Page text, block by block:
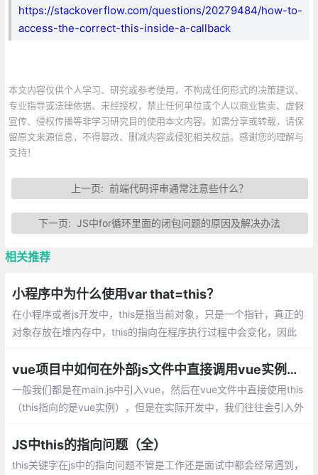
https://stackoverflow.com/questions/20279484/how-to-
access-the-correct-this-inside-a-callback
本文内容仅供个人学习、研究或参考使用，不构成任何形式的决策建议、
专业指导或法律依据。未经授权，禁止任何单位或个人以商业售卖、虚假
宣传、侵权传播等非学习研究目的使用本文内容。如需分享或转载，请保
留原文来源信息，不得篡改、删减内容或侵犯相关权益。感谢您的理解与
支持！
上一页: 前端代码评审通常注意些什么？
下一页:JS中for循环里面的闭包问题的原因及解决办法
相关推荐
小程序中为什么使用var that=this？
在小程序或者js开发中，this是指当前对象，只是一个指针，真正的
对象存放在堆内存中，this的指向在程序执行过程中会变化，因此
vue项目中如何在外部js文件中直接调用vue实例——比如说this
一般我们都是在main.js中引入vue，然后在vue文件中直接使用this
（this指向的是vue实例），但是在实际开发中，我们往往会引入外
vue实例
JS中this的指向问题（全）
this关键字在js中的指向问题不管是工作还是面试中都会经常遇到，